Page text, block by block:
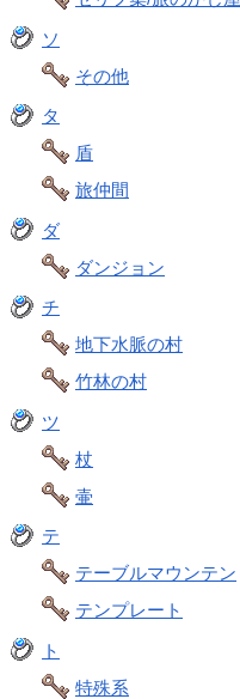
ソ
その他
タ
盾
旅仲間
ダ
ダンジョン
チ
地下水脈の村
竹林の村
ツ
杖
壷
テ
テーブルマウンテン
テンプレート
ト
特殊系